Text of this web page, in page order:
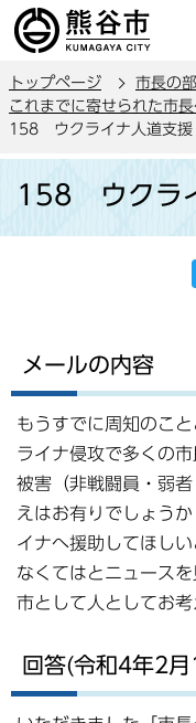
の
ー
ジ
で
トップページ
市長の
これまでに寄せられた市
158 ウクライナ人道支援
158 ウクラ
メールの内容
もうすでに周知のこ
ライナ侵攻で多くの
被害（非戦闘員・弱
えはお有りでしょう
イナへ援助してほし
なくてはとニュース
市として人としてお考
回答(令和4年2